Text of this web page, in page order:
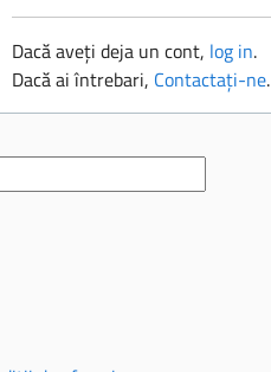
Dacă aveți deja un cont, log in.
Dacă ai întrebari, Contactaţi-ne.